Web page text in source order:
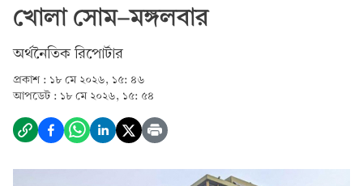
খোলা সোম–মঙ্গলবার
অর্থনৈতিক রিপোর্টার
প্রকাশ : ১৮ মে ২০২৬, ১৫: ৪৬
আপডেট : ১৮ মে ২০২৬, ১৫: ৫৪